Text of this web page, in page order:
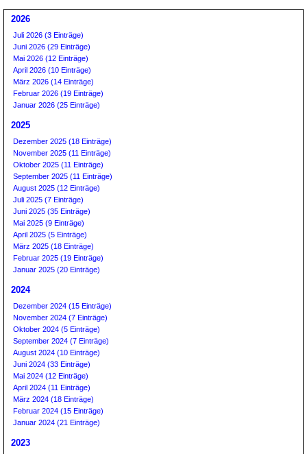
2026
Juli 2026 (3 Einträge)
Juni 2026 (29 Einträge)
Mai 2026 (12 Einträge)
April 2026 (10 Einträge)
März 2026 (14 Einträge)
Februar 2026 (19 Einträge)
Januar 2026 (25 Einträge)
2025
Dezember 2025 (18 Einträge)
November 2025 (11 Einträge)
Oktober 2025 (11 Einträge)
September 2025 (11 Einträge)
August 2025 (12 Einträge)
Juli 2025 (7 Einträge)
Juni 2025 (35 Einträge)
Mai 2025 (9 Einträge)
April 2025 (5 Einträge)
März 2025 (18 Einträge)
Februar 2025 (19 Einträge)
Januar 2025 (20 Einträge)
2024
Dezember 2024 (15 Einträge)
November 2024 (7 Einträge)
Oktober 2024 (5 Einträge)
September 2024 (7 Einträge)
August 2024 (10 Einträge)
Juni 2024 (33 Einträge)
Mai 2024 (12 Einträge)
April 2024 (11 Einträge)
März 2024 (18 Einträge)
Februar 2024 (15 Einträge)
Januar 2024 (21 Einträge)
2023